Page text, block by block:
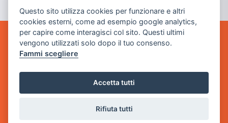
GAME WARP
BY POWER GAME SRL
via Villaggio dei Platani, 3
Questo sito utilizza cookies per funzionare e altri
cookies esterni, come ad esempio google analytics,
per capire come interagisci col sito. Questi ultimi
vengono utilizzati solo dopo il tuo consenso.
Fammi scegliere
Accetta tutti
Rifiuta tutti